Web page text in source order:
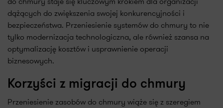
dążących do zwiększenia swojej konkurencyjności i
bezpieczeństwa. Przeniesienie systemów do chmury to nie
tylko modernizacja technologiczna, ale również szansa na
optymalizację kosztów i usprawnienie operacji
biznesowych.
Korzyści z migracji do chmury
Przeniesienie zasobów do chmury wiąże się z szeregiem